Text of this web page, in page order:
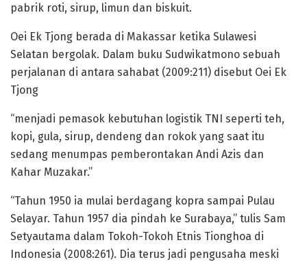
pabrik roti, sirup, limun dan biskuit.
Oei Ek Tjong berada di Makassar ketika Sulawesi
Selatan bergolak. Dalam buku Sudwikatmono sebuah
perjalanan di antara sahabat (2009:211) disebut Oei Ek
Tjong
“menjadi pemasok kebutuhan logistik TNI seperti teh,
kopi, gula, sirup, dendeng dan rokok yang saat itu
sedang menumpas pemberontakan Andi Azis dan
Kahar Muzakar.”
“Tahun 1950 ia mulai berdagang kopra sampai Pulau
Selayar. Tahun 1957 dia pindah ke Surabaya,” tulis Sam
Setyautama dalam Tokoh-Tokoh Etnis Tionghoa di
Indonesia (2008:261). Dia terus jadi pengusaha meski